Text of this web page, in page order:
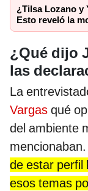
¿Tilsa Lozano y
Esto reveló la
¿Qué dijo
las
La
Vargas qué
del ambiente
mencionaban.
de estar perfil
esos temas